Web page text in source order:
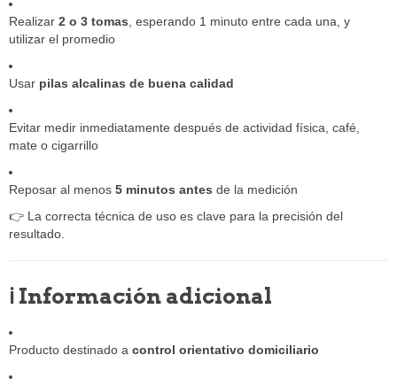
Realizar 2 o 3 tomas , esperando 1 minuto entre cada una, y
utilizar el promedio
Usar pilas alcalinas de buena calidad
Evitar medir inmediatamente después de actividad física, café,
mate o cigarrillo
Reposar al menos 5 minutos antes de la medición
👉 La correcta técnica de uso es clave para la precisión del
resultado.
ℹ️ Información adicional
Producto destinado a control orientativo domiciliario